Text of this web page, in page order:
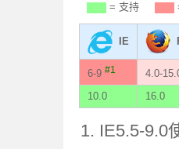
= 支持
IE
6-9 #1
4.0-
10.0
16.0
IE5.5-9.0